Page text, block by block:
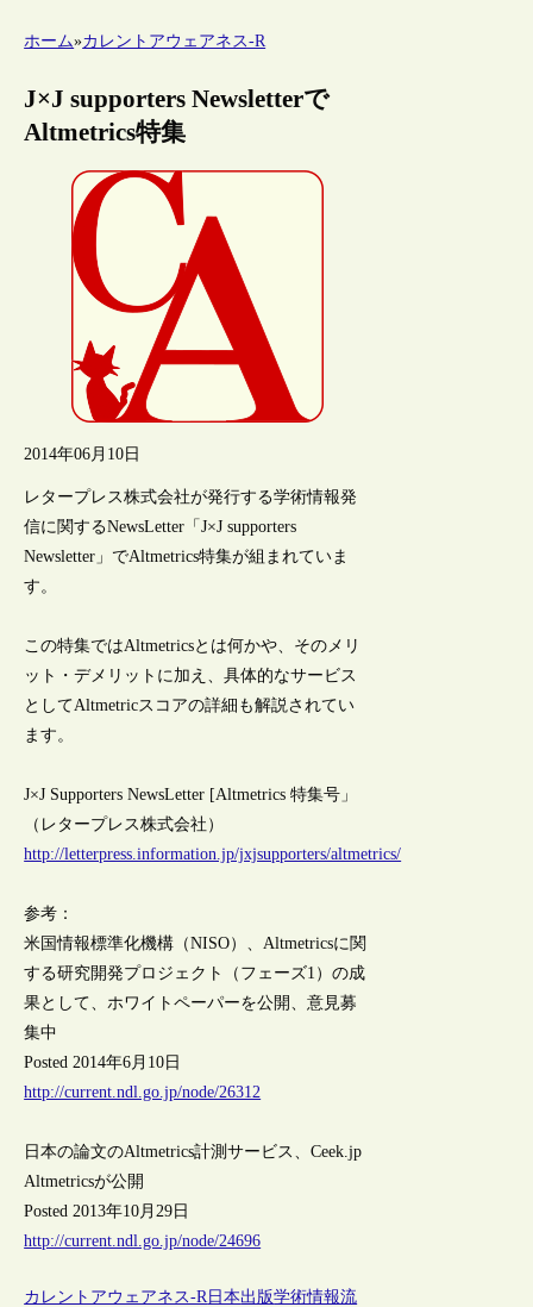
ホーム»カレントアウェアネス-R
J×J supporters Newsletterで
Altmetrics特集
2014年06月10日
レタープレス株式会社が発行する学術情報発
信に関するNewsLetter「J×J supporters
Newsletter」でAltmetrics特集が組まれていま
す。
この特集ではAltmetricsとは何かや、そのメリ
ット・デメリットに加え、具体的なサービス
としてAltmetricスコアの詳細も解説されてい
ます。
J×J Supporters NewsLetter [Altmetrics 特集号」
（レタープレス株式会社）
http://letterpress.information.jp/jxjsupporters/altmetrics/
参考：
米国情報標準化機構（NISO）、Altmetricsに関
する研究開発プロジェクト（フェーズ1）の成
果として、ホワイトペーパーを公開、意見募
集中
Posted 2014年6月10日
http://current.ndl.go.jp/node/26312
日本の論文のAltmetrics計測サービス、Ceek.jp
Altmetricsが公開
Posted 2013年10月29日
http://current.ndl.go.jp/node/24696
カレントアウェアネス-R 日本出版学術情報流